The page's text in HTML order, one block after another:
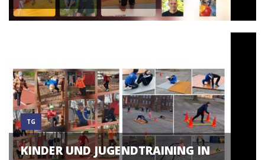
TG
KINDER UND JUGENDTRAINING IN